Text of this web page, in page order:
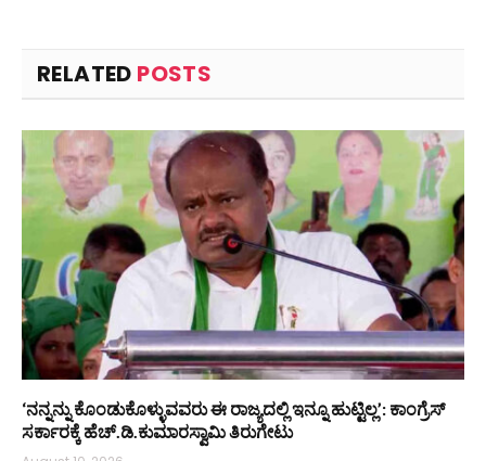
RELATED POSTS
‘ನನ್ನನ್ನು ಕೊಂಡುಕೊಳ್ಳುವವರು ಈ ರಾಜ್ಯದಲ್ಲಿ ಇನ್ನೂ ಹುಟ್ಟಿಲ್ಲ’: ಕಾಂಗ್ರೆಸ್
ಸರ್ಕಾರಕ್ಕೆ ಹೆಚ್.ಡಿ.ಕುಮಾರಸ್ವಾಮಿ ತಿರುಗೇಟು